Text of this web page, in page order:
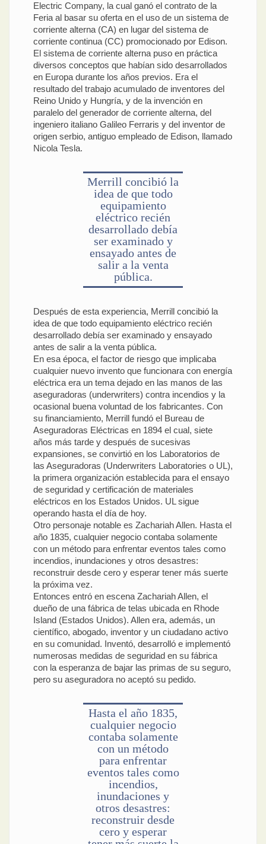
Electric Company, la cual ganó el contrato de la
Feria al basar su oferta en el uso de un sistema de
corriente alterna (CA) en lugar del sistema de
corriente continua (CC) promocionado por Edison.
El sistema de corriente alterna puso en práctica
diversos conceptos que habían sido desarrollados
en Europa durante los años previos. Era el
resultado del trabajo acumulado de inventores del
Reino Unido y Hungría, y de la invención en
paralelo del generador de corriente alterna, del
ingeniero italiano Galileo Ferraris y del inventor de
origen serbio, antiguo empleado de Edison, llamado
Nicola Tesla.
Merrill concibió la
idea de que todo
equipamiento
eléctrico recién
desarrollado debía
ser examinado y
ensayado antes de
salir a la venta
pública.
Después de esta experiencia, Merrill concibió la
idea de que todo equipamiento eléctrico recién
desarrollado debía ser examinado y ensayado
antes de salir a la venta pública.
En esa época, el factor de riesgo que implicaba
cualquier nuevo invento que funcionara con energía
eléctrica era un tema dejado en las manos de las
aseguradoras (underwriters) contra incendios y la
ocasional buena voluntad de los fabricantes. Con
su financiamiento, Merrill fundó el Bureau de
Aseguradoras Eléctricas en 1894 el cual, siete
años más tarde y después de sucesivas
expansiones, se convirtió en los Laboratorios de
las Aseguradoras (Underwriters Laboratories o UL),
la primera organización establecida para el ensayo
de seguridad y certificación de materiales
eléctricos en los Estados Unidos. UL sigue
operando hasta el día de hoy.
Otro personaje notable es Zachariah Allen. Hasta el
año 1835, cualquier negocio contaba solamente
con un método para enfrentar eventos tales como
incendios, inundaciones y otros desastres:
reconstruir desde cero y esperar tener más suerte
la próxima vez.
Entonces entró en escena Zachariah Allen, el
dueño de una fábrica de telas ubicada en Rhode
Island (Estados Unidos). Allen era, además, un
científico, abogado, inventor y un ciudadano activo
en su comunidad. Inventó, desarrolló e implementó
numerosas medidas de seguridad en su fábrica
con la esperanza de bajar las primas de su seguro,
pero su aseguradora no aceptó su pedido.
Hasta el año 1835,
cualquier negocio
contaba solamente
con un método
para enfrentar
eventos tales como
incendios,
inundaciones y
otros desastres:
reconstruir desde
cero y esperar